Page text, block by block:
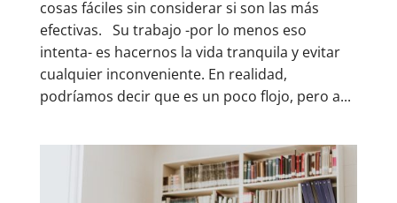
cosas fáciles sin considerar si son las más
efectivas. Su trabajo -por lo menos eso
intenta- es hacernos la vida tranquila y evitar
cualquier inconveniente. En realidad,
podríamos decir que es un poco flojo, pero a...